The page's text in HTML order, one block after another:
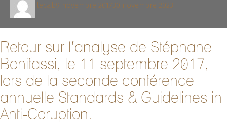
lecable
9 novembre 201730 novembre 2023
Retour sur l’analyse de Stéphane
Bonifassi, le 11 septembre 2017,
lors de la seconde conférence
annuelle Standards & Guidelines in
Anti-Coruption.